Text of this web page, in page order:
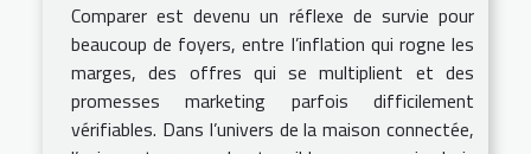
Comparer est devenu un réflexe de survie pour
beaucoup de foyers, entre l’inflation qui rogne les
marges, des offres qui se multiplient et des
promesses marketing parfois difficilement
vérifiables. Dans l’univers de la maison connectée,